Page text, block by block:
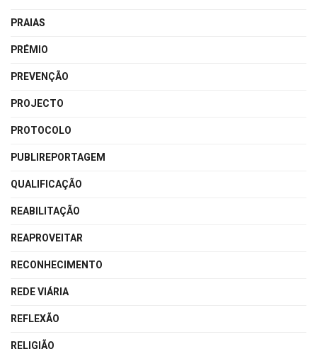
PRAIAS
PRÉMIO
PREVENÇÃO
PROJECTO
PROTOCOLO
PUBLIREPORTAGEM
QUALIFICAÇÃO
REABILITAÇÃO
REAPROVEITAR
RECONHECIMENTO
REDE VIÁRIA
REFLEXÃO
RELIGIÃO